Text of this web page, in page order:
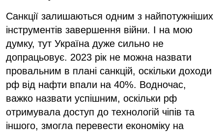
Санкції залишаються одним з найпотужніших
інструментів завершення війни. І на мою
думку, тут Україна дуже сильно не
допрацьовує. 2023 рік не можна назвати
провальним в плані санкцій, оскільки доходи
рф від нафти впали на 40%. Водночас,
важко назвати успішним, оскільки рф
отримувала доступ до технологій чіпів та
іншого, змогла перевести економіку на